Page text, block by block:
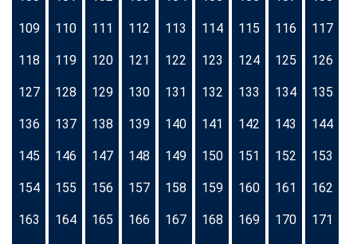
109 110 111 112 113 114 115 116 117
118 119 120 121 122 123 124 125 126
127 128 129 130 131 132 133 134 135
136 137 138 139 140 141 142 143 144
145 146 147 148 149 150 151 152 153
154 155 156 157 158 159 160 161 162
163 164 165 166 167 168 169 170 171